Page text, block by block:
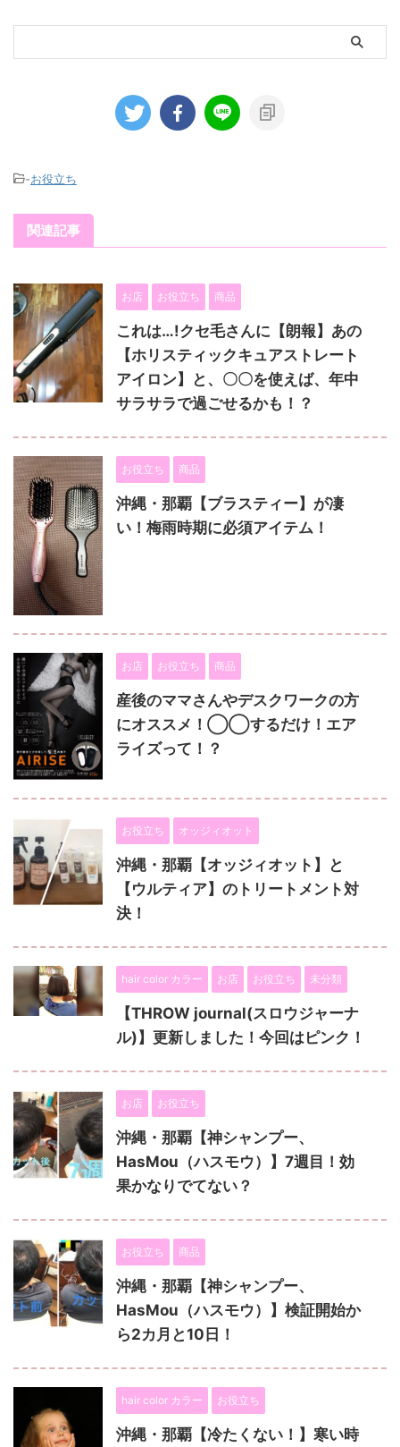
-お役立ち
関連記事
お店 お役立ち 商品
これは…!クセ毛さんに【朗報】あの
【ホリスティックキュアストレート
アイロン】と、〇〇を使えば、年中
サラサラで過ごせるかも！？
お役立ち 商品
沖縄・那覇【ブラスティー】が凄
い！梅雨時期に必須アイテム！
お店 お役立ち 商品
産後のママさんやデスクワークの方
にオススメ！◯◯するだけ！エア
ライズって！？
お役立ち オッジィオット
沖縄・那覇【オッジィオット】と
【ウルティア】のトリートメント対
決！
hair color カラー お店 お役立ち 未分類
【THROW journal(スロウジャーナ
ル)】更新しました！今回はピンク！
お店 お役立ち
沖縄・那覇【神シャンプー、
HasMou（ハスモウ）】7週目！効
果かなりでてない？
お役立ち 商品
沖縄・那覇【神シャンプー、
HasMou（ハスモウ）】検証開始か
ら2カ月と10日！
hair color カラー お役立ち
沖縄・那覇【冷たくない！】寒い時